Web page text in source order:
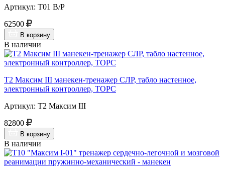
Артикул: Т01 В/Р
62500
В корзину
В наличии
Т2 Максим III манекен-тренажер СЛР, табло настенное,
электронный контроллер, ТОРС
Артикул: Т2 Максим III
82800
В корзину
В наличии